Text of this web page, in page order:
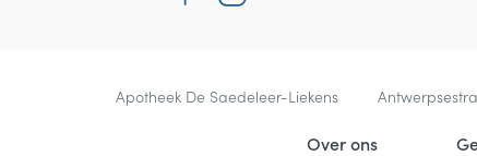
Contacteer ons
Apotheek De Saedeleer-Liekens
Over ons